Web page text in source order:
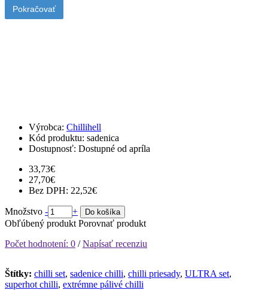
Pokračovať
Výrobca: Chillihell
Kód produktu: sadenica
Dostupnosť: Dostupné od apríla
33,73€
27,70€
Bez DPH: 22,52€
Množstvo - + Do košíka
Obľúbený produkt Porovnať produkt
Počet hodnotení: 0 /Napísať recenziu
Štítky: chilli set, sadenice chilli, chilli priesady, ULTRA set,
superhot chilli, extrémne pálivé chilli